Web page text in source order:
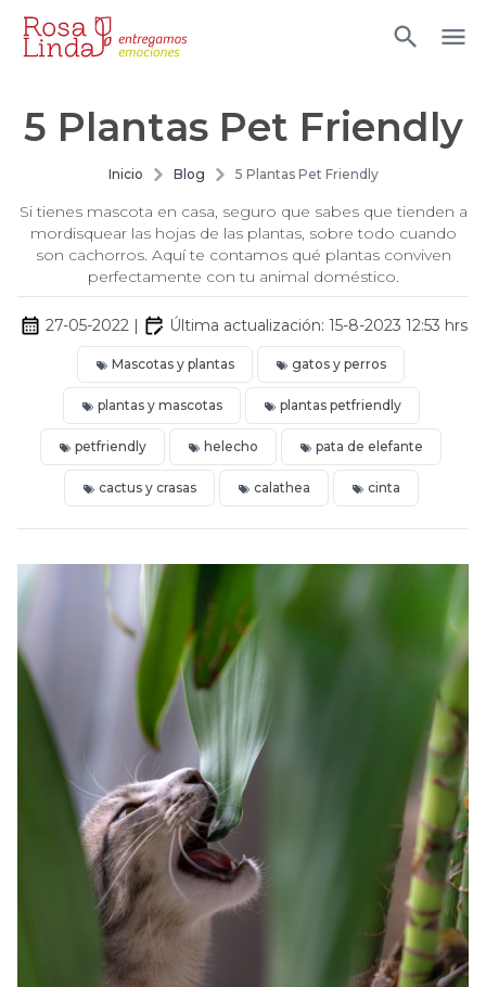
5 Plantas Pet Friendly
Inicio Blog 5 Plantas Pet Friendly
Si tienes mascota en casa, seguro que sabes que tienden a
mordisquear las hojas de las plantas, sobre todo cuando
son cachorros. Aquí te contamos qué plantas conviven
perfectamente con tu animal doméstico.
27-05-2022| Última actualización: 15-8-2023 12:53 hrs
Mascotas y plantas gatos y perros
plantas y mascotas plantas petfriendly
petfriendly helecho pata de elefante
cactus y crasas calathea cinta